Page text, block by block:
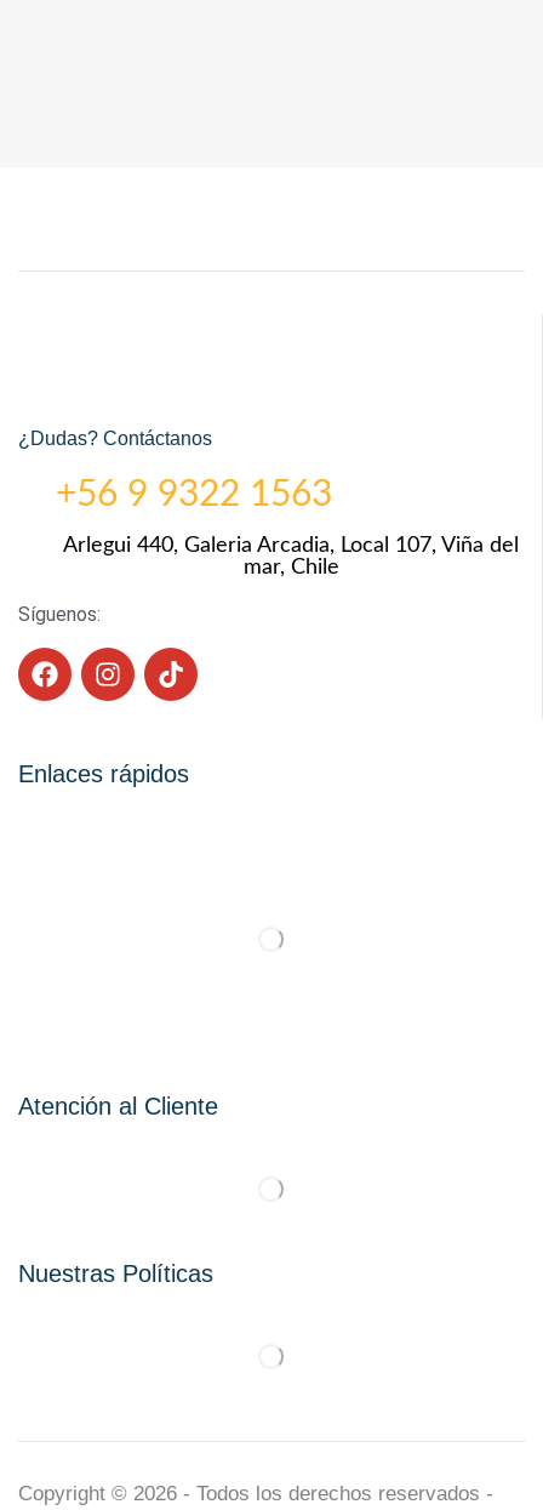
¿Dudas? Contáctanos
+56 9 9322 1563
Arlegui 440, Galeria Arcadia, Local 107, Viña del
mar, Chile
Síguenos:
Enlaces rápidos
Atención al Cliente
Nuestras Políticas
Copyright © 2026 - Todos los derechos reservados -